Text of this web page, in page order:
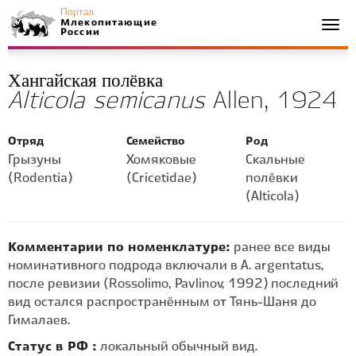
Портал
Млекопитающие
России
Хангайская полёвка
Alticola semicanusAllen, 1924
Отряд
Грызуны
(Rodentia)
Семейство
Хомяковые
(Cricetidae)
Род
Скальные
полёвки
(Alticola)
Комментарии по номенклатуре: ранее все виды
номинативного подрода включали в A. argentatus,
после ревизии (Rossolimo, Pavlinov, 1992) последний
вид остался распространённым от Тянь-Шаня до
Гималаев.
Статус в РФ : локальный обычный вид.